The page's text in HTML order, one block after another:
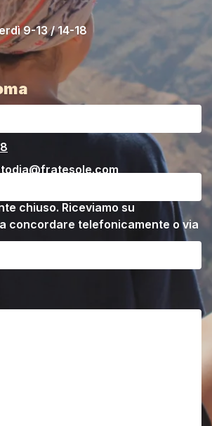
9-13 / 14-18
chiuso. Riceviamo su
concordare telefonicamente o via